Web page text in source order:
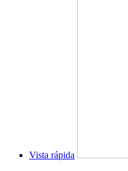
Vista rápida